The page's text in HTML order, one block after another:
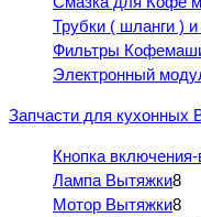
Трубки ( шланги )
Фильтры
Электронный
Запчасти для кухонных
Кнопка
Лампа Вытяжки8
Мотор Вытяжки8